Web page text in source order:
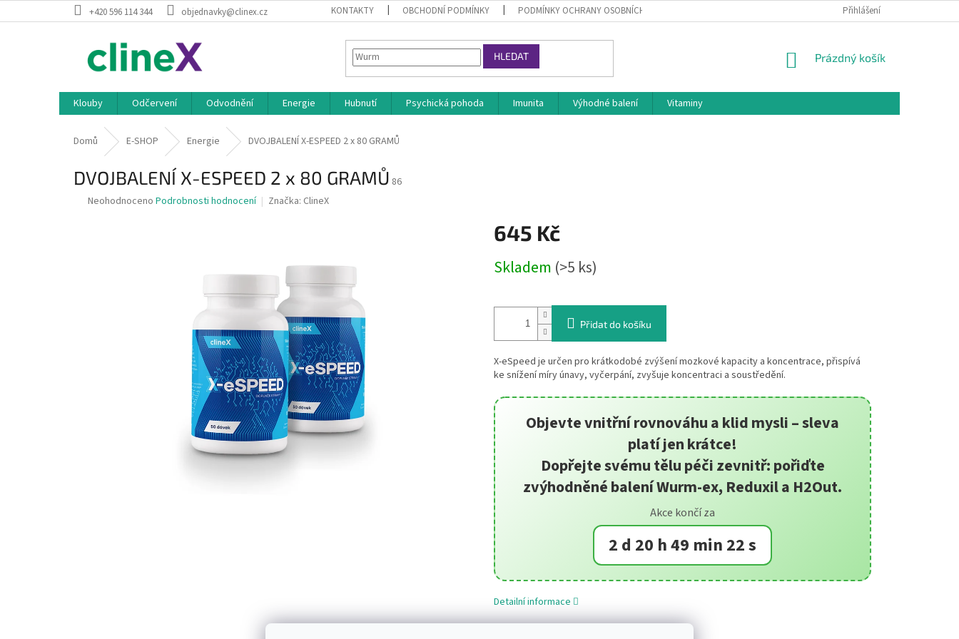
na
+420 596 114 344 objednavky@clinex.cz KONTAKTY OBCHODNÍ PODMÍNKY PODMÍNKY OCHRANY OSOBNÍCH ÚDAJŮ Přihlášení
HLEDAT
NÁKUPNÍ
Prázdný košík
Klouby Odčervení Odvodnění Energie Hubnutí Psychická pohoda Imunita Výhodné balení Vitaminy
Domů E-SHOP Energie DVOJBALENÍ X-ESPEED 2 x 80 GRAMŮ
DVOJBALENÍ X-ESPEED 2 x 80 GRAMŮ 86
Průměrné
Neohodnoceno Podrobnosti hodnocení Značka: ClineX
645 Kč
cena:
Skladem (>5 ks)
Přidat do košíku
X-eSpeed je určen pro krátkodobé zvýšení mozkové kapacity a koncentrace, přispívá
ke snížení míry únavy, vyčerpání, zvyšuje koncentraci a soustředění.
Objevte vnitřní rovnováhu a klid mysli – sleva
platí jen krátce!
Dopřejte svému tělu péči zevnitř: pořiďte
zvýhodněné balení Wurm-ex, Reduxil a H2Out.
Akce končí za
2 d 20 h 49 min 22 s
Detailní informace